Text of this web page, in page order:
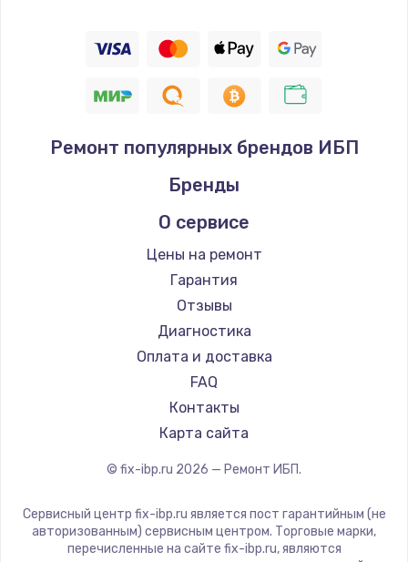
Ремонт популярных брендов ИБП
Бренды
О сервисе
Цены на ремонт
Гарантия
Отзывы
Диагностика
Оплата и доставка
FAQ
Контакты
Карта сайта
© fix-ibp.ru 2026 — Ремонт ИБП.
Сервисный центр fix-ibp.ru является пост гарантийным (не
авторизованным) сервисным центром. Торговые марки,
перечисленные на сайте fix-ibp.ru, являются